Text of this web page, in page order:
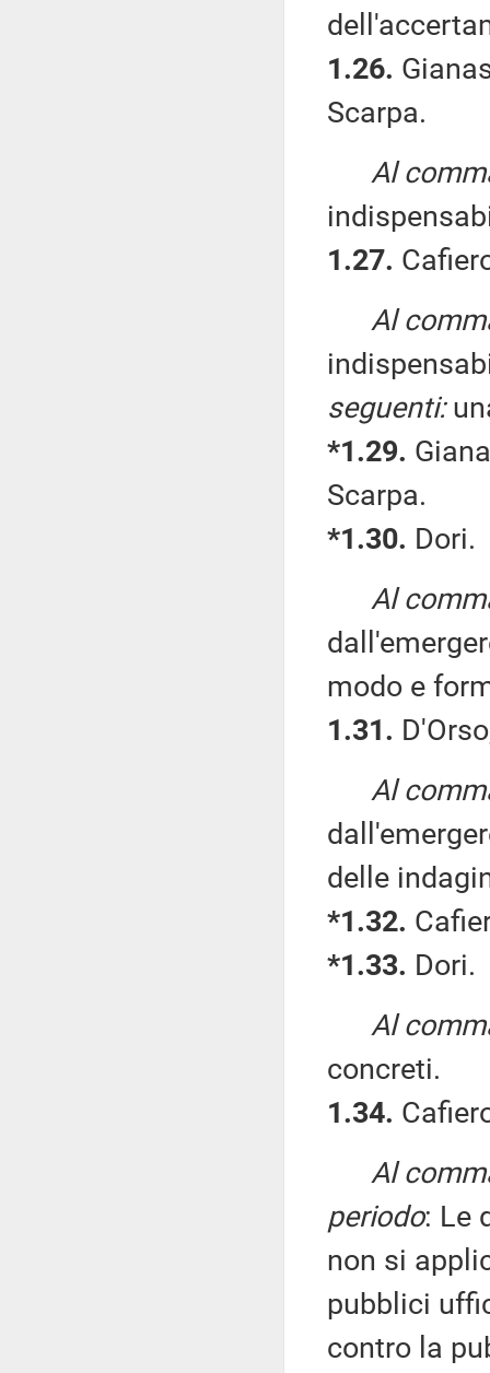
1.26.
Scarpa.
Al
1.27.
Al
seguenti:
*1.29.
Scarpa.
*1.30. Dori.
Al
modo e
1.31.
Al
delle
*1.32.
*1.33. Dori.
Al
concreti.
1.34.
Al
periodo: Le
non si
pubblici
contro la